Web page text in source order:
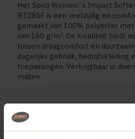
Het Spiro Women´s Impact
RT285F is een veelzijdig en
gemaakt van 100% polyester
van 160 g/m². De kwaliteit biedt
tussen draagcomfort en
dagelijks gebruik, bedrijfskleding
toepassingen. Verkrijgbaar in
maten.
Vragen? Neem